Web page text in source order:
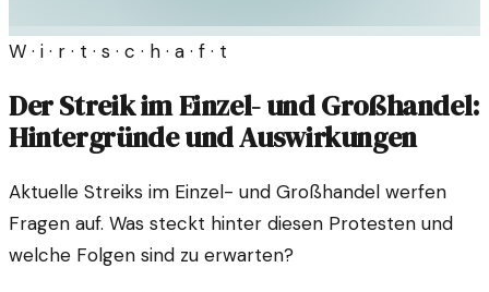
W · i · r · t · s · c · h · a · f · t
Der Streik im Einzel- und Großhandel:
Hintergründe und Auswirkungen
Aktuelle Streiks im Einzel- und Großhandel werfen
Fragen auf. Was steckt hinter diesen Protesten und
welche Folgen sind zu erwarten?